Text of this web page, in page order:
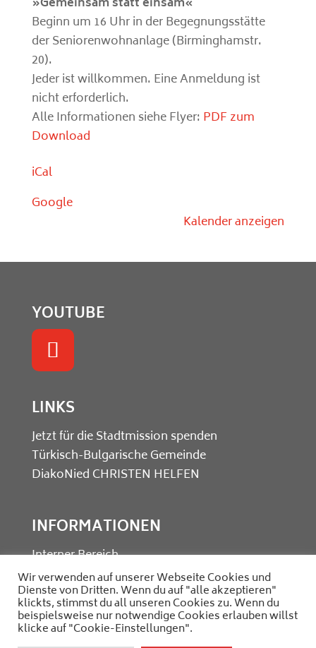
Beginn um 16 Uhr in der Begegnungsstätte
der Seniorenwohnanlage (Birminghamstr.
20).
Jeder ist willkommen. Eine Anmeldung ist
nicht erforderlich.
Alle Informationen siehe Flyer: PDF zum
Download
iCal
Google
Kalender anzeigen
YOUTUBE
LINKS
Jetzt für die Stadtmission spenden
Türkisch-Bulgarische Gemeinde
DiakoNied CHRISTEN HELFEN
INFORMATIONEN
Interner Bereich
Kontakt
Datenschutz
Impressum
Wir verwenden auf unserer Webseite Cookies und
Dienste von Dritten. Wenn du auf "alle akzeptieren"
klickts, stimmst du all unseren Cookies zu. Wenn du
beispielsweise nur notwendige Cookies erlauben willst
klicke auf "Cookie-Einstellungen".